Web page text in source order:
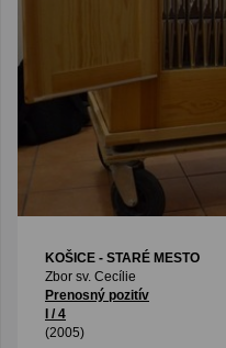
KOŠICE - STARÉ MESTO
Zbor sv. Cecílie
Prenosný pozitív
I / 4
(2005)